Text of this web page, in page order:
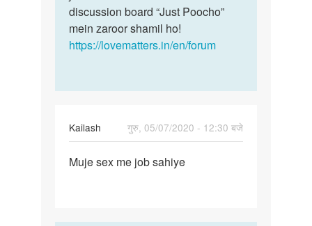
discussion board “Just Poocho”
mein zaroor shamil ho!
https://lovematters.in/en/forum
Kailash
गुरु, 05/07/2020 - 12:30 बजे
Muje
Muje sex me job sahiye